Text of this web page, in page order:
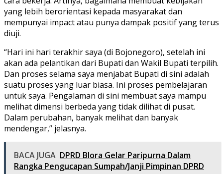
yang lebih berorientasi kepada masyarakat dan
mempunyai impact atau punya dampak positif yang terus
diuji.
“Hari ini hari terakhir saya (di Bojonegoro), setelah ini
akan ada pelantikan dari Bupati dan Wakil Bupati terpilih.
Dan proses selama saya menjabat Bupati di sini adalah
suatu proses yang luar biasa. Ini proses pembelajaran
untuk saya. Pengalaman di sini membuat saya mampu
melihat dimensi berbeda yang tidak dilihat di pusat.
Dalam perubahan, banyak melihat dan banyak
mendengar,” jelasnya.
BACA JUGA DPRD Blora Gelar Paripurna Dalam
Rangka Pengucapan Sumpah/Janji Pimpinan DPRD